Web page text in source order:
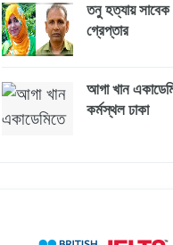
তনু হত্যায়
গ্রেপ্তার
আগা খান
কর্মস্থল ঢাকা